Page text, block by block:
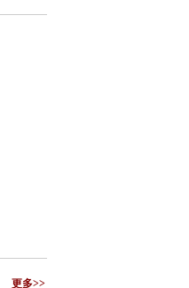
更多>>